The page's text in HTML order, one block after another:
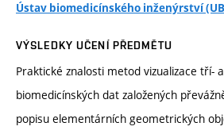
Ústav biomedicínského inženýrství
VÝSLEDKY UČENÍ PŘEDMĚTU
Praktické znalosti metod vizualizace tří-
biomedicínských dat založených
popisu elementárních geometrických